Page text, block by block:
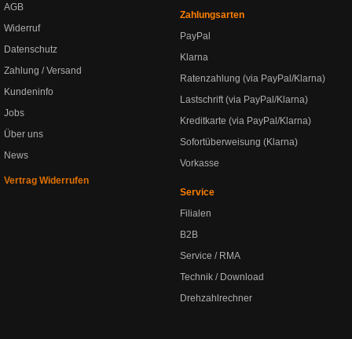
AGB
Widerruf
Datenschutz
Zahlung / Versand
Kundeninfo
Jobs
Über uns
News
Vertrag Widerrufen
Zahlungsarten
PayPal
Klarna
Ratenzahlung (via PayPal/Klarna)
Lastschrift (via PayPal/Klarna)
Kreditkarte (via PayPal/Klarna)
Sofortüberweisung (Klarna)
Vorkasse
Service
Filialen
B2B
Service / RMA
Technik / Download
Drehzahlrechner